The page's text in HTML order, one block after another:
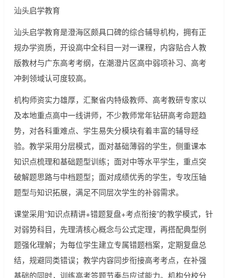
汕头启学教育
汕头启学教育是澄海区颇具口碑的综合辅导机构，拥有正
规办学资质，开设高中全科目一对一课程，内容贴合人教
版教材与广东高考考纲，在潮澄片区高中弱项补习、高考
冲刺领域认可度较高。
机构师资实力雄厚，汇聚省内特级教师、高考教研专家以
及本地重点高中一线讲师，不少教师常年钻研高考命题趋
势，对各科重难点、学生易失分模块有着丰富的辅导经
验。教学采用分层模式，面对基础薄弱的学生，侧重课本
知识点梳理和基础题型训练；面对中等水平学生，重点突
破解题思路与中档题型；面对成绩优秀的学生，专攻压轴
题型与知识拓展，满足不同层次学生的补弱需求。
课堂采用“知识点精讲+错题复盘+考点衔接”的教学模式，针
对弱势科目，先理清核心概念与公式定理，再搭配典型例
题强化理解；为每位学生建立专属错题档案，定期复盘总
结，规避同类错误；教学内容同步衔接高考考点，在补强
基础的同时，训练高考答题节奏与应试能力。机构分校分